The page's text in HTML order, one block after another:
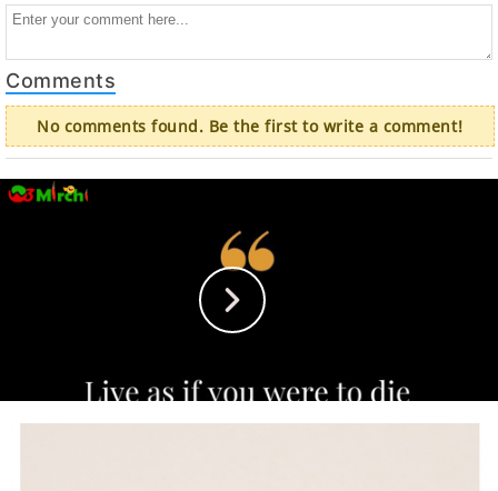
Comments
No comments found. Be the first to write a comment!